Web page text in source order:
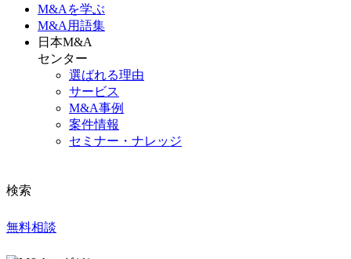
M&Aを学ぶ
M&A 用語集
日本M&A
センター
選ばれる理由
サービス
M&A事例
案件情報
セミナー・ナレッジ
検索
無料相談